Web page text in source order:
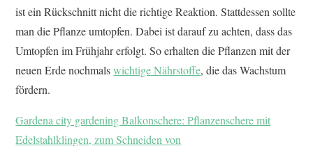
ist ein Rückschnitt nicht die richtige Reaktion. Stattdessen sollte
man die Pflanze umtopfen. Dabei ist darauf zu achten, dass das
Umtopfen im Frühjahr erfolgt. So erhalten die Pflanzen mit der
neuen Erde nochmalswichtige Nährstoffe, die das Wachstum
fördern.
Gardena city gardening Balkonschere: Pflanzenschere mit
Edelstahlklingen, zum Schneiden von